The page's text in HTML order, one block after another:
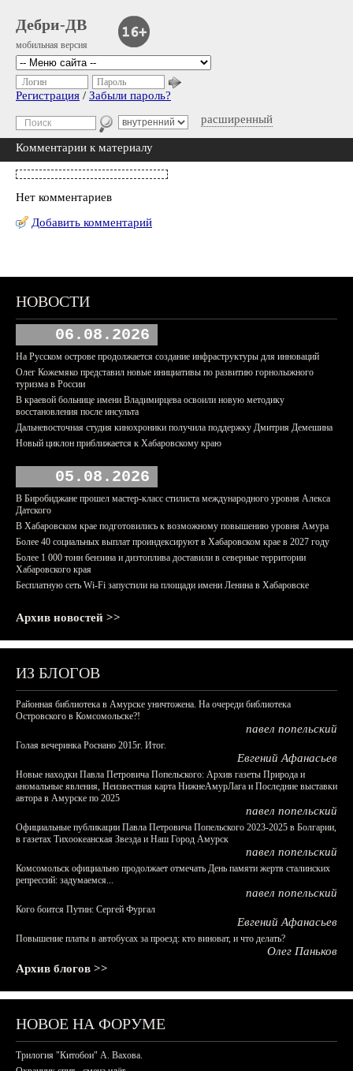
Дебри-ДВ
мобильная версия
расширенный
Логин Пароль
Регистрация / Забыли пароль?
Комментарии к материалу
Нет комментариев
Добавить комментарий
НОВОСТИ
06.08.2026
На Русском острове продолжается создание инфраструктуры для инноваций
Олег Кожемяко представил новые инициативы по развитию горнолыжного
туризма в России
В краевой больнице имени Владимирцева освоили новую методику
восстановления после инсульта
Дальневосточная студия кинохроники получила поддержку Дмитрия Демешина
Новый циклон приближается к Хабаровскому краю
05.08.2026
В Биробиджане прошел мастер-класс стилиста международного уровня Алекса
Датского
В Хабаровском крае подготовились к возможному повышению уровня Амура
Более 40 социальных выплат проиндексируют в Хабаровском крае в 2027 году
Более 1 000 тонн бензина и дизтоплива доставили в северные территории
Хабаровского края
Бесплатную сеть Wi-Fi запустили на площади имени Ленина в Хабаровске
Архив новостей >>
ИЗ БЛОГОВ
Районная библиотека в Амурске уничтожена. На очереди библиотека
Островского в Комсомольске?!
павел попельский
Голая вечеринка Роснано 2015г. Итог.
Евгений Афанасьев
Новые находки Павла Петровича Попельского: Архив газеты Природа и
аномальные явления, Неизвестная карта НижнеАмурЛага и Последние выставки
автора в Амурске по 2025
павел попельский
Официальные публикации Павла Петровича Попельского 2023-2025 в Болгарии,
в газетах Тихоокеанская Звезда и Наш Город Амурск
павел попельский
Комсомольск официально продолжает отмечать День памяти жертв сталинских
репрессий: задумаемся...
павел попельский
Кого боится Путин: Сергей Фургал
Евгений Афанасьев
Повышение платы в автобусах за проезд: кто виноват, и что делать?
Олег Паньков
Архив блогов >>
НОВОЕ НА ФОРУМЕ
Трилогия "Китобои" А. Вахова.